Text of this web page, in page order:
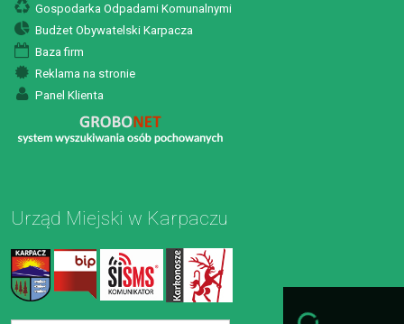
Gospodarka Odpadami Komunalnymi
Budżet Obywatelski Karpacza
Baza firm
Reklama na stronie
Panel Klienta
Urząd Miejski w Karpaczu